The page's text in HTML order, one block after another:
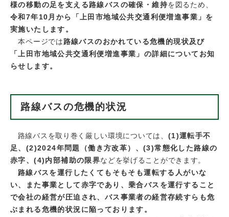
様の移動の足を支える路線バスの確保・維持を図るため、
令和7年10月から「上田市地域公共交通利便増進事業」を
実施いたします。
本ページでは路線バスのおかれている危機的現状及び
「上田市地域公共交通利便増進事業」の詳細についてお知
らせします。
路線バスの危機的状況
路線バスを取り巻く厳しい環境については、 (1)運転手不
足、(2)2024年問題（働き方改革）、(3)常態化した路線の
赤字、(4)内部補助の限界などを挙げることができます。
路線バスを運行したくてもそもそも運転する人がいな
い、また事業として赤字であり、乗合バスを運行すること
で会社の経営が圧迫され、バス事業者の経営存続すらも危
ぶまれる危機的状況に陥っております。